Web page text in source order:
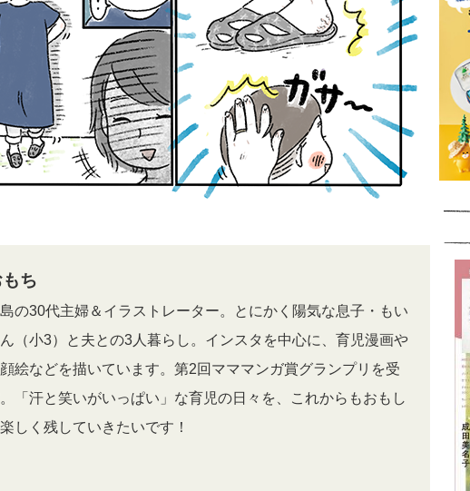
ち
の30代主婦＆イラストレーター。とにかく陽気な息子・もい
ん（小3）と夫との3人暮らし。インスタを中心に、育児漫画や
絵などを描いています。第2回マママンガ賞グランプリを受
「汗と笑いがいっぱい」な育児の日々を、これからもおもし
しく残していきたいです！